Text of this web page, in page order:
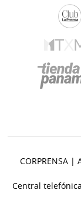
CORPRENSA
Central